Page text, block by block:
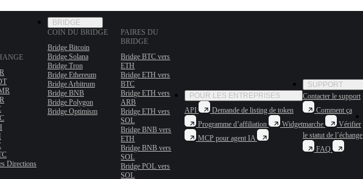
Directions
BRIDGE
COIN DU BRIDGE
Bridge Bitcoin
Bridge Solana
Bridge Tron
Bridge Ethereum
Bridge Arbitrum
Bridge BNB
Bridge Polygon
Bridge Optimism
PAIRES DU
BRIDGE
Bridge BTC vers
ETH
Bridge ETH vers
BTC
Bridge ETH vers
ARB
Bridge ETH vers
SOL
Bridge BNB vers
ETH
Bridge BNB vers
SOL
Bridge POL vers
SOL
POUR LES ENTREPRISES
API
Demande de listing de token
Programme d’affiliation
Widget
MCP pour agent IA
SUPPORT
Contacter le support
Comment ça
marche
Vérifier
le statut de l’échange
FAQ